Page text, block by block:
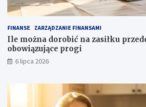
FINANSE ZARZĄDZANIE FINANSAMI
Ile można dorobić na zasiłku
obowiązujące progi
6 lipca 2026